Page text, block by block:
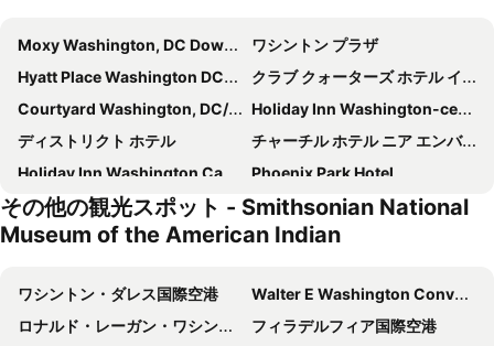
Moxy Washington, DC Downtown
ワシントン プラザ
Hyatt Place Washington DC/US Capitol
クラブ クォーターズ ホテル イン ワシントン DC
Courtyard Washington, DC/U.S. Capitol
Holiday Inn Washington-central/white House By Ihg
ディストリクト ホテル
チャーチル ホテル ニア エンバシー ロウ
Holiday Inn Washington Capitol - Natl Mall By Ihg
Phoenix Park Hotel
Courtyard by Marriott Washington Downtown/Convention Center
Hamilton Hotel - Washington DC
citizenM Washington DC Capitol
ザ バロン ホテル
アーリントン コート スイーツ クラリオン コレクション ホテル
Hotel Rendale Washington DC
Days Inn by Wyndham Washington DC/Connecticut Avenue
ザ メルローズ ジョージタウン ホテル
その他の観光スポット - Smithsonian National
Museum of the American Indian
ワシントン・ダレス国際空港
Walter E Washington Convention Center
ロナルド・レーガン・ワシントン・ナショナル空港
フィラデルフィア国際空港